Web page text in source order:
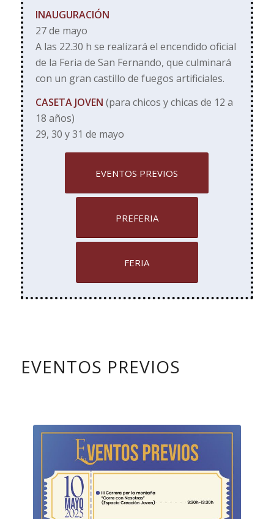
INAUGURACIÓN
27 de mayo
A las 22.30 h se realizará el encendido oficial
de la Feria de San Fernando, que culminará
con un gran castillo de fuegos artificiales.
CASETA JOVEN (para chicos y chicas de 12 a
18 años)
29, 30 y 31 de mayo
EVENTOS PREVIOS
PREFERIA
FERIA
EVENTOS PREVIOS